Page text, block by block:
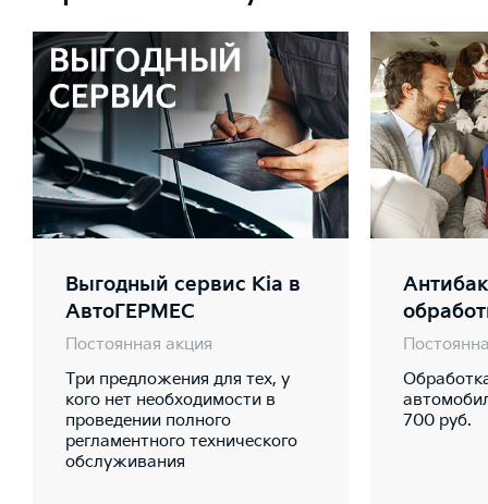
Выгодный сервис Kia в
АвтоГЕРМЕС
Постоянная акция
Три предложения для тех, у
кого нет необходимости в
проведении полного
регламентного технического
обслуживания
700 руб.